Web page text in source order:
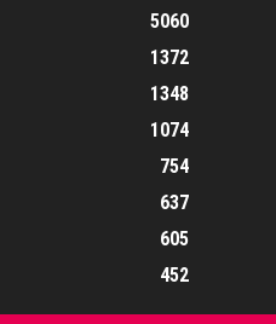
5060
1372
1348
1074
754
637
605
452